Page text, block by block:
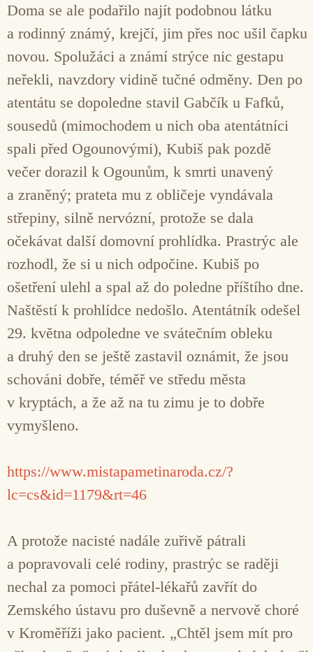
Doma se ale podařilo najít podobnou látku
a rodinný známý, krejčí, jim přes noc ušil čapku
novou. Spolužáci a známí strýce nic gestapu
neřekli, navzdory vidině tučné odměny. Den po
atentátu se dopoledne stavil Gabčík u Fafků,
sousedů (mimochodem u nich oba atentátníci
spali před Ogounovými), Kubiš pak pozdě
večer dorazil k Ogounům, k smrti unavený
a zraněný; prateta mu z obličeje vyndávala
střepiny, silně nervózní, protože se dala
očekávat další domovní prohlídka. Prastrýc ale
rozhodl, že si u nich odpočine. Kubiš po
ošetření ulehl a spal až do poledne příštího dne.
Naštěstí k prohlídce nedošlo. Atentátník odešel
29. května odpoledne ve svátečním obleku
a druhý den se ještě zastavil oznámit, že jsou
schováni dobře, téměř ve středu města
v kryptách, a že až na tu zimu je to dobře
vymyšleno.
https://www.mistapametinaroda.cz/?
lc=cs&id=1179&rt=46
A protože nacisté nadále zuřivě pátrali
a popravovali celé rodiny, prastrýc se raději
nechal za pomoci přátel-lékařů zavřít do
Zemského ústavu pro duševně a nervově choré
v Kroměříži jako pacient. „Chtěl jsem mít pro